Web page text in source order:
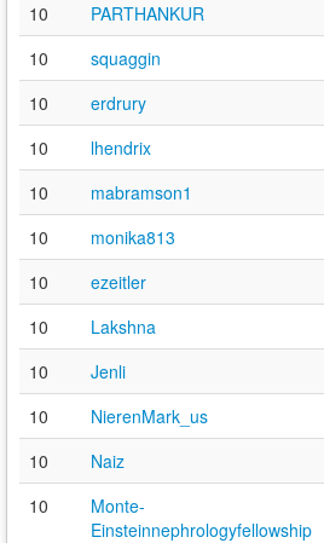
10
PARTHANKUR
10
squaggin
10
erdrury
10
lhendrix
10
mabramson1
10
monika813
10
ezeitler
10
Lakshna
10
Jenli
10
NierenMark_us
10
Naiz
10
Monte-
Einsteinnephrologyfellowship